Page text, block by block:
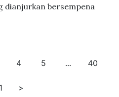
dianjurkan bersempena
4 5 ... 40
>